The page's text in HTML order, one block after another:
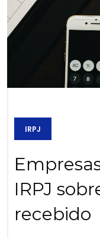
IRPJ
IRPJ
recebido